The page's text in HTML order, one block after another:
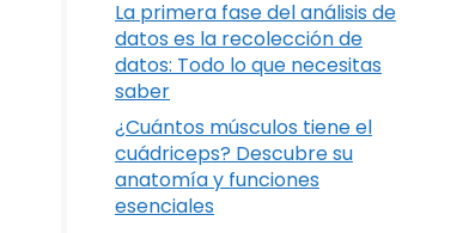
La primera fase del análisis de
datos es la recolección de
datos: Todo lo que necesitas
saber
¿Cuántos músculos tiene el
cuádriceps? Descubre su
anatomía y funciones
esenciales